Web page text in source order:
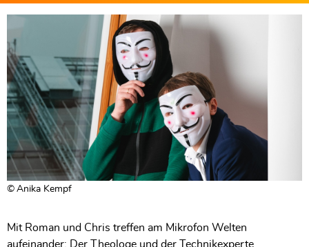
Anika Kempf
Mit Roman und Chris treffen am Mikrofon Welten
aufeinander: Der Theologe und der Technikexperte